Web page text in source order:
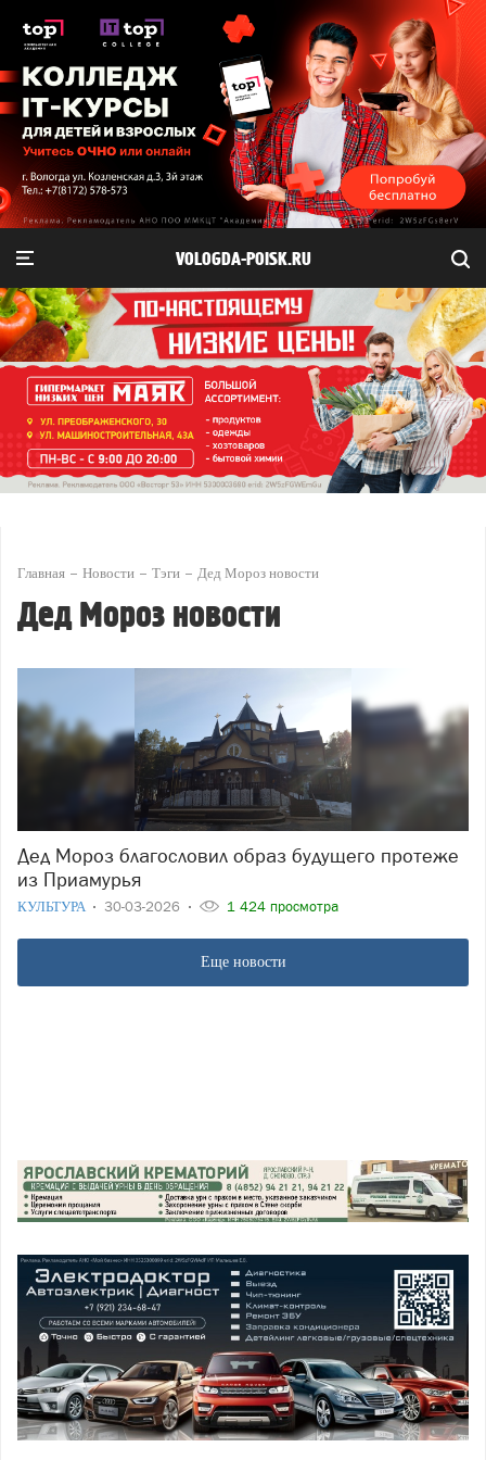
VOLOGDA-POISK.RU
Главная Новости Тэги Дед Мороз новости
Дед Мороз новости
Дед Мороз благословил образ будущего протеже
из Приамурья
КУЛЬТУРА 30-03-2026 1 424 просмотра
Еще новости